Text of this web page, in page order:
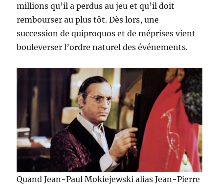
millions qu’il a perdus au jeu et qu’il doit
rembourser au plus tôt. Dès lors, une
succession de quiproquos et de méprises vient
bouleverser l’ordre naturel des événements.
Quand Jean-Paul Mokiejewski alias Jean-Pierre